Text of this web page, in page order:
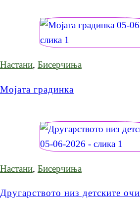
Настани, Бисерчиња
Мојата градинка
Настани, Бисерчиња
Другарството низ детските очи